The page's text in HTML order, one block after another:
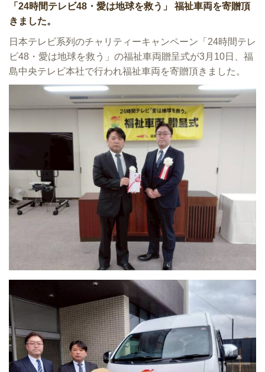
「24時間テレビ48・愛は地球を救う」 福祉車両を寄贈頂
きました。
日本テレビ系列のチャリティーキャンペーン「24時間テレ
ビ48・愛は地球を救う」の福祉車両贈呈式が3月10日、福
島中央テレビ本社で行われ福祉車両を寄贈頂きました。